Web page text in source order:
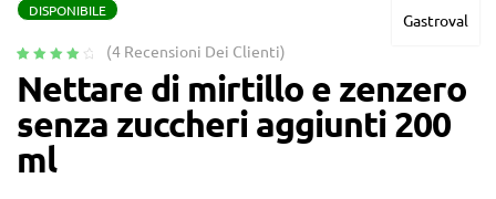
Gastroval
DISPONIBILE
4.25
su 5
di
recensioni
(4Recensioni Dei Clienti)
Nettare di mirtillo e zenzero
senza zuccheri aggiunti 200
ml